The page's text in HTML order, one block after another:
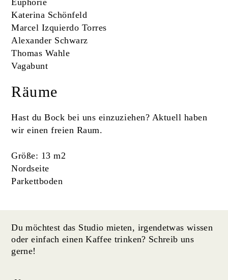
Katerina Schönfeld
Marcel Izquierdo Torres
Alexander Schwarz
Thomas Wahle
Vagabunt
Räume
Hast du Bock bei uns einzuziehen? Aktuell haben
wir einen freien Raum.
Größe: 13 m2
Nordseite
Parkettboden
Du möchtest das Studio mieten, irgendetwas wissen
oder einfach einen Kaffee trinken? Schreib uns
gerne!